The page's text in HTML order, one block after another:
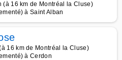
(à 16 km de Montréal la Cluse)
à Saint Alban
16 km de Montréal la Cluse)
à Cerdon